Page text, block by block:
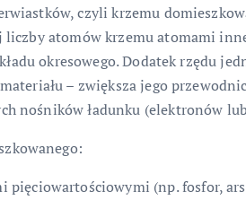
czyli krzemu
atomów krzemu atomami
okresowego. Dodatek rzędu
– zwiększa jego
nośników ładunku (elektronów
pięciowartościowymi (np. fosfor,